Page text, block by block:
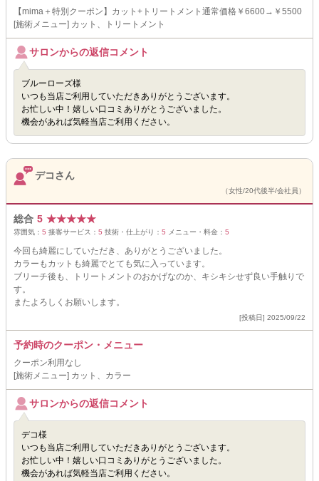
【mima＋特別クーポン】カット+トリートメント通常価格￥6600→￥5500
[施術メニュー] カット、トリートメント
サロンからの返信コメント
ブルーローズ様
いつも当店ご利用していただきありがとうございます。
お忙しい中！嬉しい口コミありがとうございました。
機会があれば気軽当店ご利用ください。
デコさん
（女性/20代後半/会社員）
総合 5 ★★★★★
雰囲気： 5 接客サービス： 5 技術・仕上がり： 5 メニュー・料金： 5
今回も綺麗にしていただき、ありがとうございました。
カラーもカットも綺麗でとても気に入っています。
ブリーチ後も、トリートメントのおかげなのか、キシキシせず良い手触りで
す。
またよろしくお願いします。
[投稿日] 2025/09/22
予約時のクーポン・メニュー
クーポン利用なし
[施術メニュー] カット、カラー
サロンからの返信コメント
デコ様
いつも当店ご利用していただきありがとうございます。
お忙しい中！嬉しい口コミありがとうございました。
機会があれば気軽当店ご利用ください。